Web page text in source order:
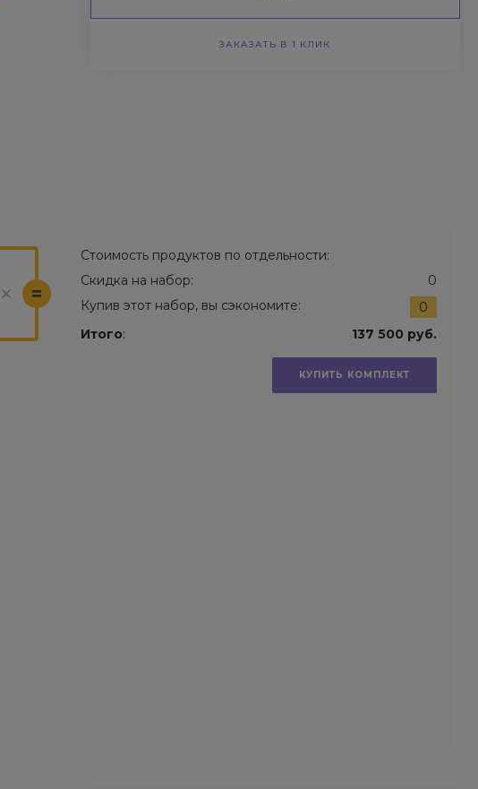
ЗАКАЗАТЬ В 1 КЛИК
=
Стоимость продуктов по отдельности:
Скидка на набор:
0
Купив этот набор, вы сэкономите:
0
Итого: 137 500 руб.
КУПИТЬ КОМПЛЕКТ